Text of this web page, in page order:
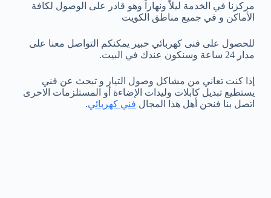
مركزنا في الخدمة ليلاً ونهاراً وهو قادر على الوصول لكافة
الأماكن و في جميع مناطق الكويت
للحصول على فنى كهربائي خبير يمكنكم التواصل معنا على
مدار 24 ساعة وسنكون عندك في البيت.
إذا كنت تعاني من مشاكل وصول التيار و تبحث عن فني
يستطيع تبديل كابلات وليدات الإضاءة أو المستلزمات الاخرى
اتصل بنا فنحن أهل هذا المجال فني كهربائي.